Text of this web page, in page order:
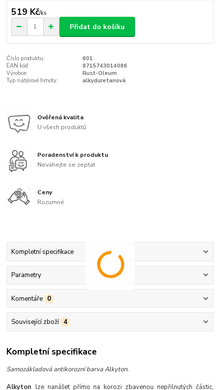
519 Kč/ks
Přidat do košíku
Číslo produktu:
601
EAN kód:
8715743014086
Výrobce:
Rust-Oleum
Typ nátěrové hmoty:
alkyduretanová
Ověřená kvalita
U všech produktů
Poradenství k produktu
Neváhejte se zeptat
Ceny
Rozumné
Kompletní specifikace
Parametry
Komentáře 0
Související zboží 4
Kompletní specifikace
Samozákladová antikorozní barva Alkyton.
Alkyton lze nanášet přímo na korozi zbavenou nepřilnutých částic,